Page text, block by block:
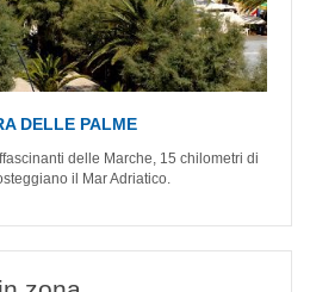
DELLE PALME
delle Marche, 15 chilometri di
il Mar Adriatico.